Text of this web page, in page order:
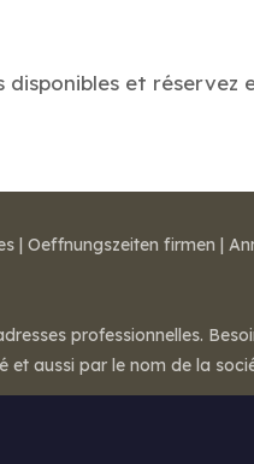
et réservez
| Oeffnungszeiten firmen |
professionnelles.
et aussi par le nom de la